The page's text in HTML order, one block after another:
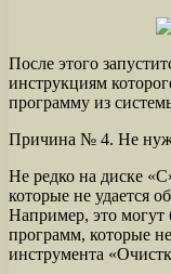
После этого
инструкциям
программу из
Причина № 4. Не
Не редко на диске
которые не удается
Например, это
программ, которые
инструмента